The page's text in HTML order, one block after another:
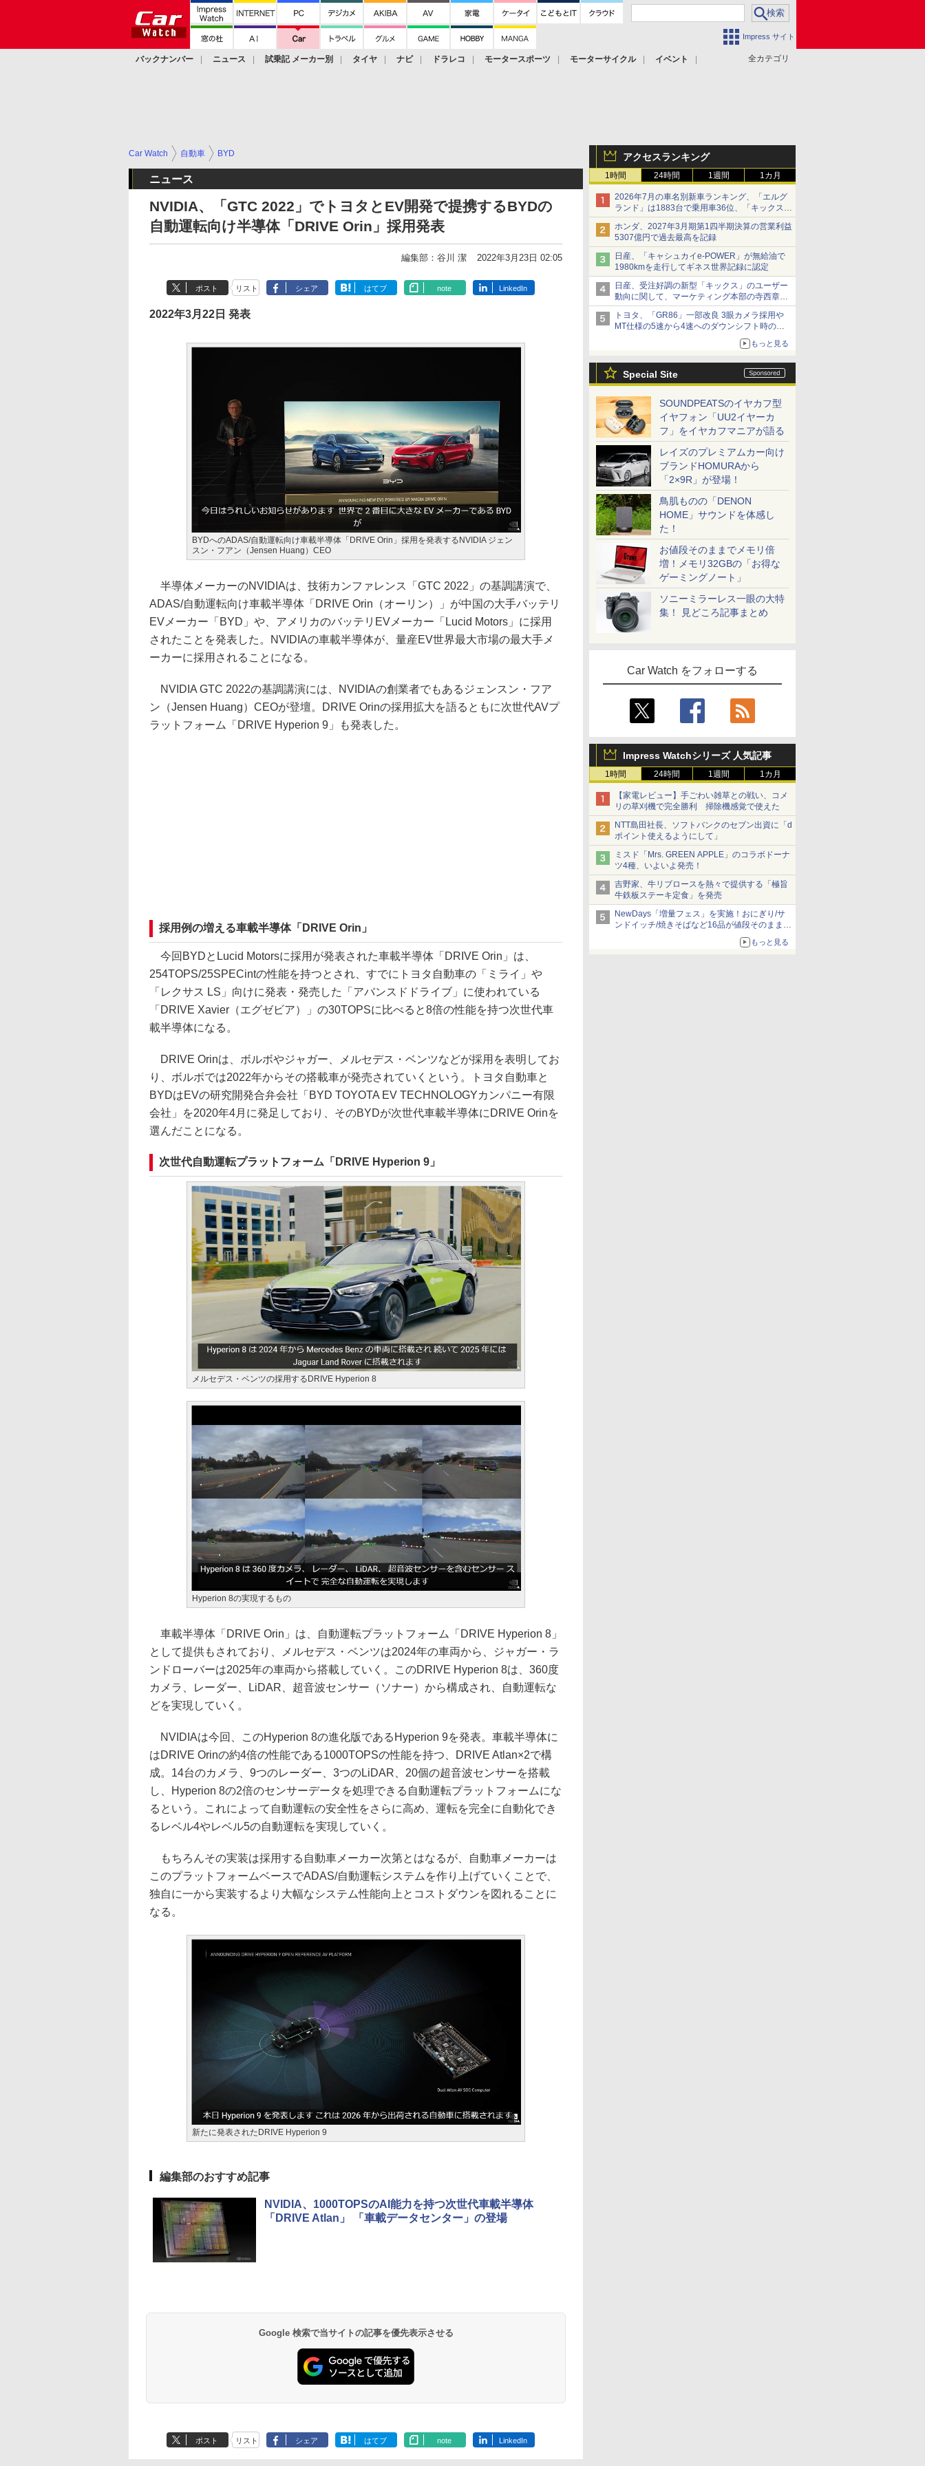
Impress サイト
全カテゴリ
バックナンバー ニュース 試乗記 メーカー別 タイヤ ナビ ドラレコ モータースポーツ モーターサイクル
イベント
アクセスランキング
1時間 24時間 1週間 1カ月
2026年7月の車名別新車ランキング、「エルグ
ランド」は1883台で乗用車36位、「キックス」
は2591台で27位に
ホンダ、2027年3月期第1四半期決算の営業利益
5307億円で過去最高を記録
日産、「キャシュカイe-POWER」が無給油で
1980kmを走行してギネス世界記録に認定
日産、受注好調の新型「キックス」のユーザー
動向に関して、マーケティング本部の寺西章氏
が解説
トヨタ、「GR86」一部改良 3眼カメラ採用や
MT仕様の5速から4速へのダウンシフト時の操
もっと見る
Special Site
SOUNDPEATSのイヤカフ型
イヤフォン「UU2イヤーカ
フ」をイヤカフマニアが語る
レイズのプレミアムカー向け
ブランドHOMURAから
「2×9R」が登場！
鳥肌ものの「DENON
HOME」サウンドを体感し
た！
お値段そのままでメモリ倍
増！メモリ32GBの「お得な
ゲーミングノート」
ソニーミラーレス一眼の大特
集！ 見どころ記事まとめ
Car Watch をフォローする
Impress Watchシリーズ 人気記事
1時間 24時間 1週間 1カ月
【家電レビュー】手ごわい雑草との戦い、コメ
リの草刈機で完全勝利 掃除機感覚で使えた
NTT島田社長、ソフトバンクのセブン出資に「d
ポイント使えるようにして」
ミスド「Mrs. GREEN APPLE」のコラボドーナ
ツ4種、いよいよ発売！
吉野家、牛リブロースを熱々で提供する「極旨
牛鉄板ステーキ定食」を発売
NewDays「増量フェス」を実施！おにぎり/サ
ンドイッチ/焼きそばなど16品が値段そのままで
もっと見る
Car Watch 自動車 BYD
ニュース
NVIDIA、「GTC 2022」でトヨタとEV開発で提携するBYDの
自動運転向け半導体「DRIVE Orin」採用発表
編集部：谷川 潔 2022年3月23日 02:05
ポスト リスト シェア はてブ note LinkedIn
2022年3月22日 発表
BYDへのADAS/自動運転向け車載半導体「DRIVE Orin」採用を発表するNVIDIA ジェン
スン・フアン（Jensen Huang）CEO
半導体メーカーのNVIDIAは、技術カンファレンス「GTC 2022」の基調講演で、
ADAS/自動運転向け車載半導体「DRIVE Orin（オーリン）」が中国の大手バッテリ
EVメーカー「BYD」や、アメリカのバッテリEVメーカー「Lucid Motors」に採用
されたことを発表した。NVIDIAの車載半導体が、量産EV世界最大市場の最大手メ
ーカーに採用されることになる。
NVIDIA GTC 2022の基調講演には、NVIDIAの創業者でもあるジェンスン・フア
ン（Jensen Huang）CEOが登壇。DRIVE Orinの採用拡大を語るともに次世代AVプ
ラットフォーム「DRIVE Hyperion 9」も発表した。
採用例の増える車載半導体「DRIVE Orin」
今回BYDとLucid Motorsに採用が発表された車載半導体「DRIVE Orin」は、
254TOPS/25SPECintの性能を持つとされ、すでにトヨタ自動車の「ミライ」や
「レクサス LS」向けに発表・発売した「アバンスドドライブ」に使われている
「DRIVE Xavier（エグゼビア）」の30TOPSに比べると8倍の性能を持つ次世代車
載半導体になる。
DRIVE Orinは、ボルボやジャガー、メルセデス・ベンツなどが採用を表明してお
り、ボルボでは2022年からその搭載車が発売されていくという。トヨタ自動車と
BYDはEVの研究開発合弁会社「BYD TOYOTA EV TECHNOLOGYカンパニー有限
会社」を2020年4月に発足しており、そのBYDが次世代車載半導体にDRIVE Orinを
選んだことになる。
次世代自動運転プラットフォーム「DRIVE Hyperion 9」
メルセデス・ベンツの採用するDRIVE Hyperion 8
Hyperion 8の実現するもの
車載半導体「DRIVE Orin」は、自動運転プラットフォーム「DRIVE Hyperion 8」
として提供もされており、メルセデス・ベンツは2024年の車両から、ジャガー・ラ
ンドローバーは2025年の車両から搭載していく。このDRIVE Hyperion 8は、360度
カメラ、レーダー、LiDAR、超音波センサー（ソナー）から構成され、自動運転な
どを実現していく。
NVIDIAは今回、このHyperion 8の進化版であるHyperion 9を発表。車載半導体に
はDRIVE Orinの約4倍の性能である1000TOPSの性能を持つ、DRIVE Atlan×2で構
成。14台のカメラ、9つのレーダー、3つのLiDAR、20個の超音波センサーを搭載
し、Hyperion 8の2倍のセンサーデータを処理できる自動運転プラットフォームにな
るという。これによって自動運転の安全性をさらに高め、運転を完全に自動化でき
るレベル4やレベル5の自動運転を実現していく。
もちろんその実装は採用する自動車メーカー次第とはなるが、自動車メーカーは
このプラットフォームベースでADAS/自動運転システムを作り上げていくことで、
独自に一から実装するより大幅なシステム性能向上とコストダウンを図れることに
なる。
新たに発表されたDRIVE Hyperion 9
編集部のおすすめ記事
NVIDIA、1000TOPSのAI能力を持つ次世代車載半導体
「DRIVE Atlan」 「車載データセンター」の登場
Google 検索で当サイトの記事を優先表示させる
ポスト リスト シェア はてブ note LinkedIn